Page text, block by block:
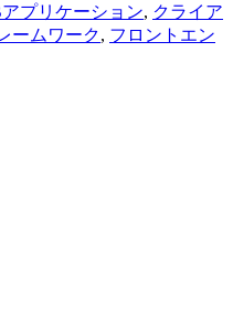
プリケーション, クライア
ームワーク, フロントエン